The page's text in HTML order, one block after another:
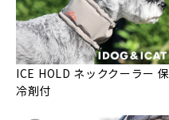
ICE HOLD ネッククーラー 保
冷剤付